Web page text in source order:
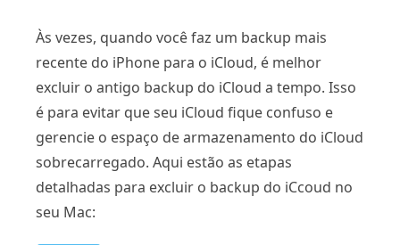
Às vezes, quando você faz um backup mais
recente do iPhone para o iCloud, é melhor
excluir o antigo backup do iCloud a tempo. Isso
é para evitar que seu iCloud fique confuso e
gerencie o espaço de armazenamento do iCloud
sobrecarregado. Aqui estão as etapas
detalhadas para excluir o backup do iCcoud no
seu Mac: